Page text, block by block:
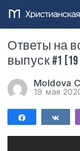
Ответы на
выпуск #1
Moldova
19 мая
Поделиться